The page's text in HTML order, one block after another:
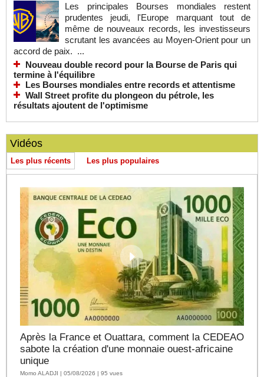
Les principales Bourses mondiales restent
prudentes jeudi, l'Europe marquant tout de
même de nouveaux records, les investisseurs
scrutant les avancées au Moyen-Orient pour un
accord de paix. ...
Nouveau double record pour la Bourse de Paris qui
termine à l'équilibre
Les Bourses mondiales entre records et attentisme
Wall Street profite du plongeon du pétrole, les
résultats ajoutent de l'optimisme
Vidéos
Les plus récents Les plus populaires
Après la France et Ouattara, comment la CEDEAO
sabote la création d'une monnaie ouest-africaine
unique
Momo ALADJI | 05/08/2026 | 95 vues